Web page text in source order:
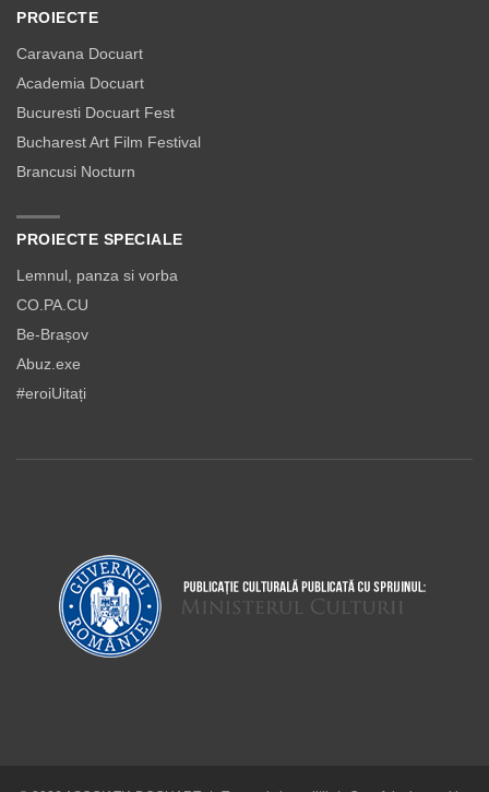
PROIECTE
Caravana Docuart
Academia Docuart
Bucuresti Docuart Fest
Bucharest Art Film Festival
Brancusi Nocturn
PROIECTE SPECIALE
Lemnul, panza si vorba
CO.PA.CU
Be-Brașov
Abuz.exe
#eroiUitați